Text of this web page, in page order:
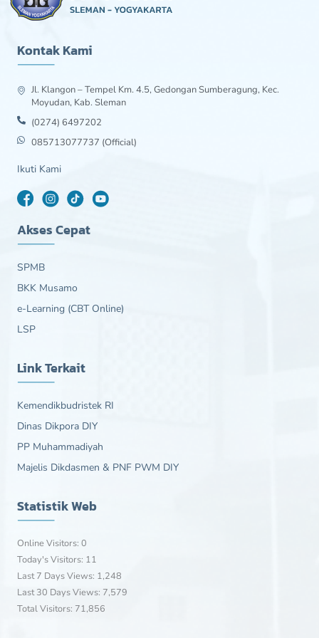
Kontak Kami
Jl. Klangon – Tempel Km. 4.5, Gedongan Sumberagung, Kec.
Moyudan, Kab. Sleman
(0274) 6497202
085713077737 (Official)
Ikuti Kami
Akses Cepat
SPMB
BKK Musamo
e-Learning (CBT Online)
LSP
Link Terkait
Kemendikbudristek RI
Dinas Dikpora DIY
PP Muhammadiyah
Majelis Dikdasmen & PNF PWM DIY
Statistik Web
Online Visitors: 0
Today's Visitors: 11
Last 7 Days Views: 1,248
Last 30 Days Views: 7,579
Total Visitors: 71,856